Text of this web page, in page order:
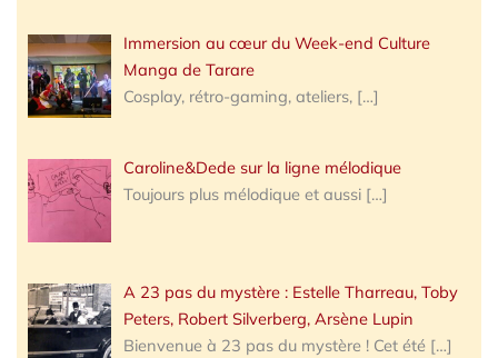
Immersion au cœur du Week-end Culture
Manga de Tarare
Cosplay, rétro-gaming, ateliers, […]
Caroline&Dede sur la ligne mélodique
Toujours plus mélodique et aussi […]
A 23 pas du mystère : Estelle Tharreau, Toby
Peters, Robert Silverberg, Arsène Lupin
Bienvenue à 23 pas du mystère ! Cet été […]